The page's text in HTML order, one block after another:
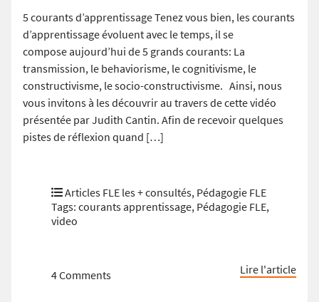
5 courants d’apprentissage Tenez vous bien, les courants
d’apprentissage évoluent avec le temps, il se
compose aujourd’hui de 5 grands courants: La
transmission, le behaviorisme, le cognitivisme, le
constructivisme, le socio-constructivisme. Ainsi, nous
vous invitons à les découvrir au travers de cette vidéo
présentée par Judith Cantin. Afin de recevoir quelques
pistes de réflexion quand […]
Articles FLE les + consultés, Pédagogie FLE
Tags: courants apprentissage, Pédagogie FLE,
video
4 Comments Lire l'article